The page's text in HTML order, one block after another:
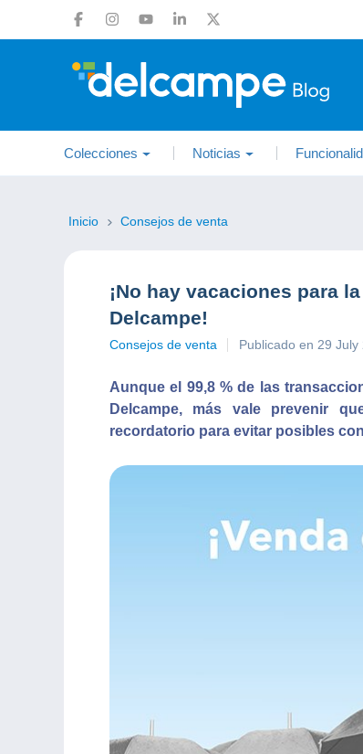
Colecciones Noticias
Inicio Consejos de venta
¡No hay vacaciones para
Delcampe!
Consejos de venta Publicado en 29 July
Aunque el 99,8 % de las
Delcampe, más vale prevenir
recordatorio para evitar posibles